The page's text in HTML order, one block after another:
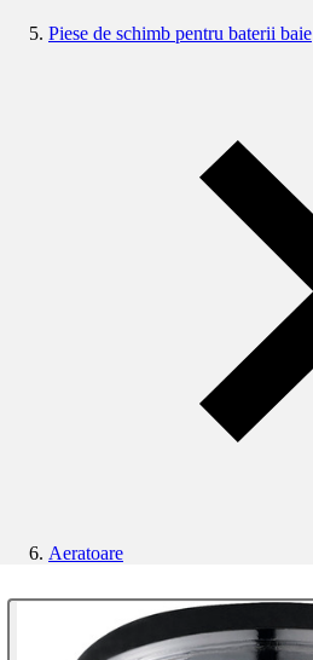
Piese de schimb pentru baterii baie
Aeratoare